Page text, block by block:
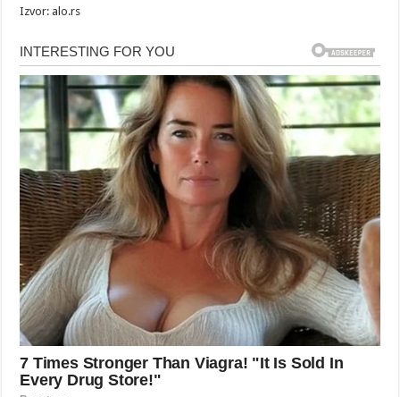
Izvor: alo.rs